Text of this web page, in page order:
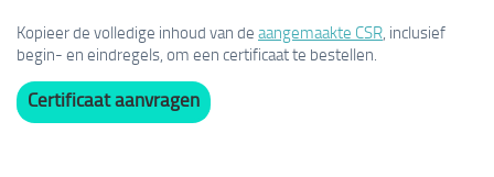
Kopieer de volledige inhoud van de aangemaakte CSR, inclusief
begin- en eindregels, om een certificaat te bestellen.
Certificaat aanvragen